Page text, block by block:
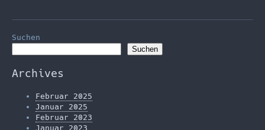
Suchen
Suchen
Archives
Februar 2025
Januar 2025
Februar 2023
Januar 2023